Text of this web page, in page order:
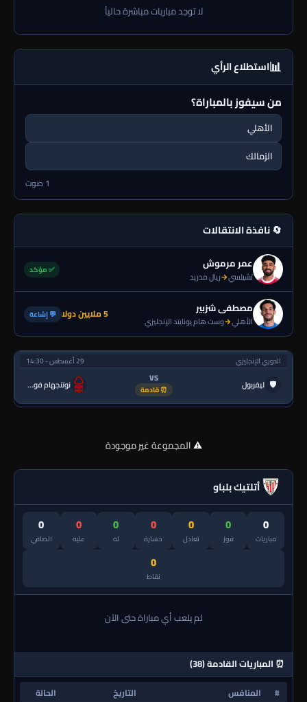
لا توجد مباريات مباشرة حالياً
📊استطلاع الرأي
من سيفوز بالمباراة؟
الأهلي
الزمالك
1 صوت
🔄 نافذة الانتقالات
عمر مرموش
تشيلسي→ريال مدريد
✅ مؤكد
مصطفى شزبير
الأهلي→وست هام يونايتد الإنجليزي 5 ملايين دولا 💬 إشاعة
الدوري الإنجليزي 29 أغسطس - 14:30
🛡 ليفربول VS
⏰ قادمة نوتنجهام فورست
⚠️ المجموعة غير موجودة
أتلتيك بلباو
0
مباريات
0
فوز
0
تعادل
0
خسارة
0
له
0
عليه
0
الصافي
0
نقاط
لم يلعب أي مباراة حتى الآن
⏰ المباريات القادمة (38)
# المنافس التاريخ
الحالة